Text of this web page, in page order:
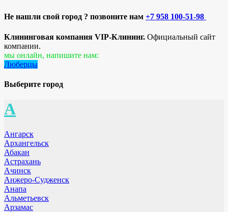
Не нашли свой город ? позвоните нам +7 958 100-51-98
Клининговая компания VIP-Клининг. Официальный сайт
компании.
мы онлайн, напишите нам:
Люберцы
Выберите город
А
Ангарск
Архангельск
Абакан
Астрахань
Ачинск
Анжеро-Судженск
Анапа
Альметьевск
Арзамас